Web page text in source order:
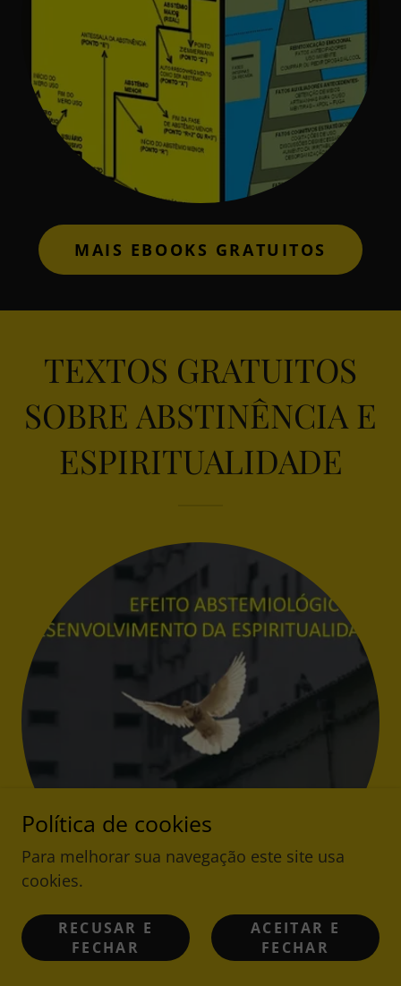
MAIS EBOOKS GRATUITOS
TEXTOS GRATUITOS
SOBRE ABSTINÊNCIA E
ESPIRITUALIDADE
ACESSE GRATUITAMENTE
VÁRIOS TEXTOS SOBRE
Política de cookies
Para melhorar sua navegação este site usa
cookies.
RECUSAR E
FECHAR
ACEITAR E
FECHAR